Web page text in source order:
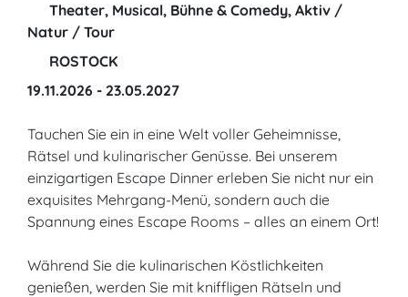
Theater, Musical, Bühne & Comedy, Aktiv /
Natur / Tour
ROSTOCK
19.11.2026 - 23.05.2027
Tauchen Sie ein in eine Welt voller Geheimnisse,
Rätsel und kulinarischer Genüsse. Bei unserem
einzigartigen Escape Dinner erleben Sie nicht nur ein
exquisites Mehrgang-Menü, sondern auch die
Spannung eines Escape Rooms – alles an einem Ort!
Während Sie die kulinarischen Köstlichkeiten
genießen, werden Sie mit kniffligen Rätseln und